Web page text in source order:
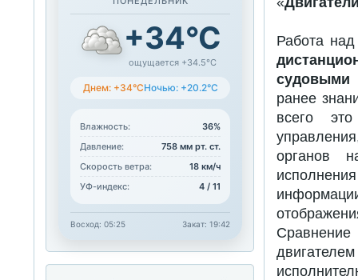
Работа
судовыми
ранее
всего
органов
+34°C
ощущается +34.5°C
Днем: +34°CНочью: +20.2°C
Влажность:
36%
Давление:
758 мм рт. ст.
Скорость ветра:
18 км/ч
УФ-индекс:
4 / 11
Восход: 05:25 Закат: 19:42